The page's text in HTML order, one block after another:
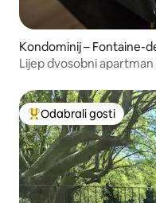
Kondominij – Fontaine-
Lijep dvosobni
Među najviše
Odabrali gosti